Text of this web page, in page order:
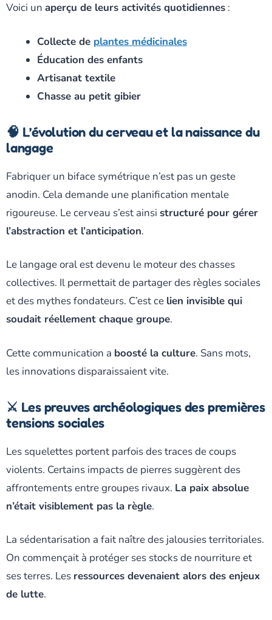
Voici un aperçu de leurs activités quotidiennes :
Collecte de plantes médicinales
Éducation des enfants
Artisanat textile
Chasse au petit gibier
🧠 L’évolution du cerveau et la naissance du
langage
Fabriquer un biface symétrique n’est pas un geste
anodin. Cela demande une planification mentale
rigoureuse. Le cerveau s’est ainsi structuré pour gérer
l’abstraction et l’anticipation.
Le langage oral est devenu le moteur des chasses
collectives. Il permettait de partager des règles sociales
et des mythes fondateurs. C’est ce lien invisible qui
soudait réellement chaque groupe.
Cette communication a boosté la culture. Sans mots,
les innovations disparaissaient vite.
⚔️ Les preuves archéologiques des premières
tensions sociales
Les squelettes portent parfois des traces de coups
violents. Certains impacts de pierres suggèrent des
affrontements entre groupes rivaux. La paix absolue
n’était visiblement pas la règle.
La sédentarisation a fait naître des jalousies territoriales.
On commençait à protéger ses stocks de nourriture et
ses terres. Les ressources devenaient alors des enjeux
de lutte.